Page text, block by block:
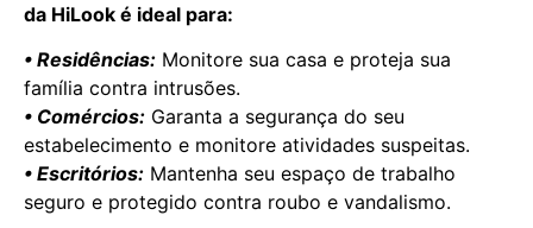
da HiLook é ideal para:
• Residências: Monitore sua casa e proteja sua
família contra intrusões.
• Comércios: Garanta a segurança do seu
estabelecimento e monitore atividades suspeitas.
• Escritórios: Mantenha seu espaço de trabalho
seguro e protegido contra roubo e vandalismo.